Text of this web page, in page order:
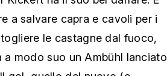
a salvare capra e cavoli per i
le castagne dal fuoco,
modo suo un Ambühl lanciato